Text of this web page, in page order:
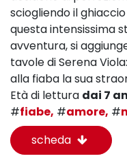
sciogliendo il
questa intensissima
avventura, si
tavole di Serena
alla fiaba la sua
Età di lettura dai 7
#fiabe, #amore, #
scheda